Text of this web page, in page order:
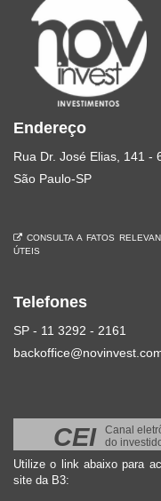
Endereço
Rua Dr. José Elias, 141 -
São Paulo-SP
CONSULTA A FATOS
ÚTEIS
Telefones
SP - 11 3292 - 2161
CEI
Canal
do
Utilize o link abaixo para
site da B3: